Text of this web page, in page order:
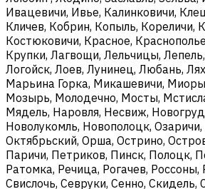
Ивацевичи, Ивье, Калинковичи,
Кличев, Кобрин, Копыль, Кореличи,
Костюковичи, Красное,
Крупки, Лагвощи, Лельчицы,
Логойск, Лоев, Лунинец, Любань,
Марьина Горка, Микашевичи,
Мозырь, Молодечно, Мосты,
Мядель, Наровля, Несвиж,
Новолукомль, Новополоцк,
Октябрьский, Орша, Острино,
Паричи, Петриков, Пинск, Полоцк,
Ратомка, Речица, Рогачев, Россоны,
Свислочь, Севруки, Сенно, Скидель,